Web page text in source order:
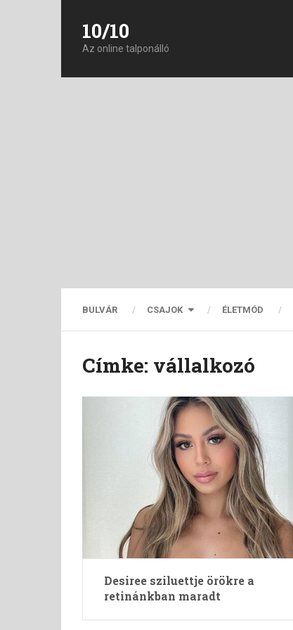
10/10
Az online talponálló
BULVÁR CSAJOK ÉLETMÓD
Címke: vállalkozó
Desiree sziluettje örökre a
retinánkban maradt